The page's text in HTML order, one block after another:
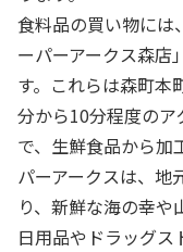
食料品の買い物には
ーパーアークス森店
す。これらは森町本
分から10分程度のア
で、生鮮食品から加
パーアークスは、地
り、新鮮な海の幸や
日用品やドラッグ